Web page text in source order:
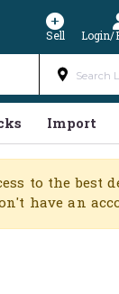
Sell Login/
Import
to the best
have an